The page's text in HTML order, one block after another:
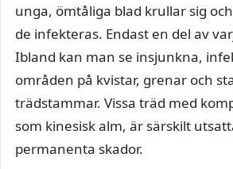
unga, ömtåliga blad krullar sig
de infekteras. Endast en del av
Ibland kan man se insjunkna,
områden på kvistar, grenar och
trädstammar. Vissa träd med
som kinesisk alm, är särskilt
permanenta skador.